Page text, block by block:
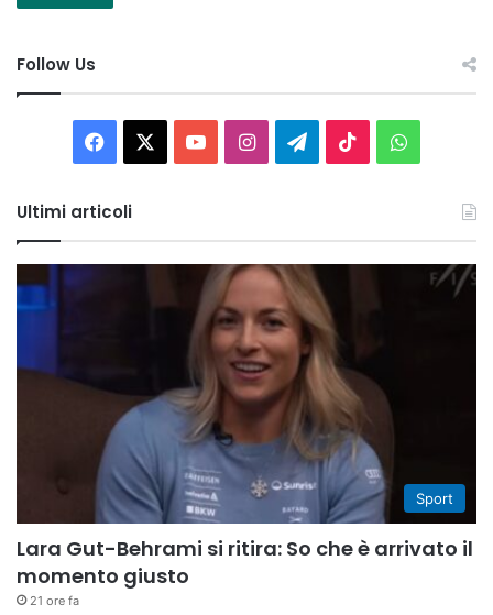
Follow Us
Facebook You InstagramTelegram
TikTok
Ultimi articoli
Sport
Lara Gut-Behrami si ritira: So che è arrivato il
momento giusto
21 ore fa